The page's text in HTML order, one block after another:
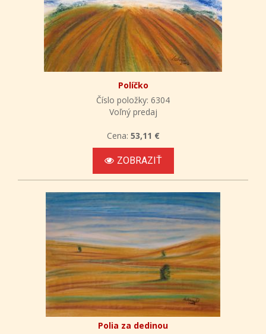
Políčko
Číslo položky: 6304
Voľný predaj
Cena: 53,11 €
ZOBRAZIŤ
Polia za dedinou